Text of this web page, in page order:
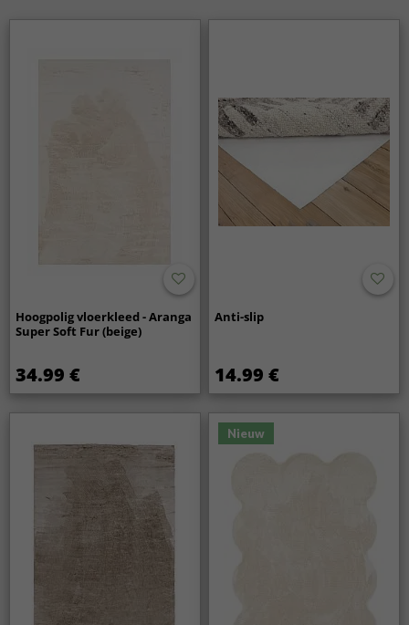
Hoogpolig vloerkleed - Aranga
Super Soft Fur (beige)
34.99 €
Anti-slip
14.99 €
Nieuw